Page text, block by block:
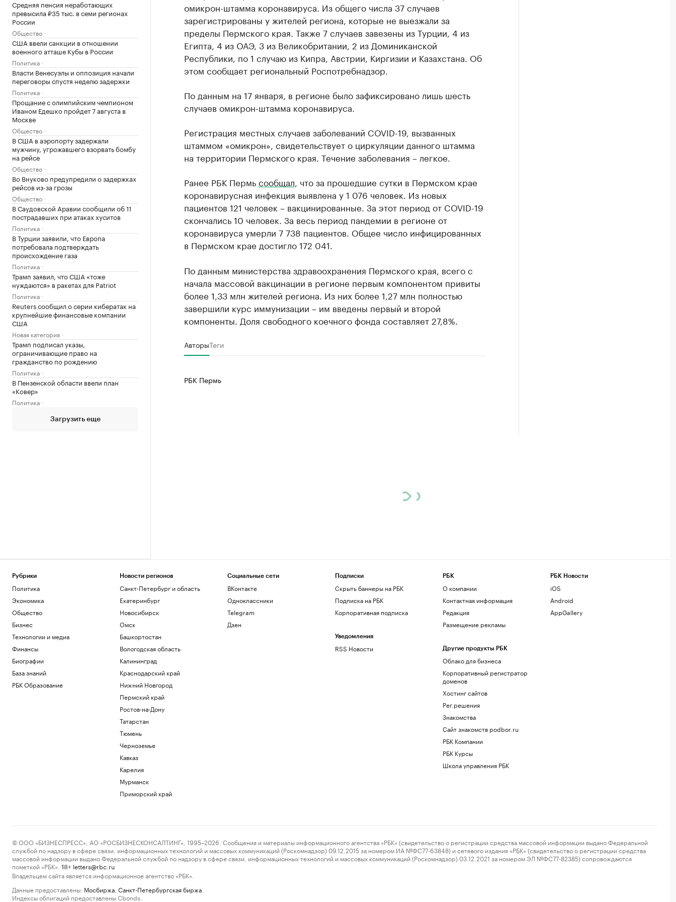
Средняя пенсия неработающих
превысила ₽35 тыс. в семи регионах
России
Общество
США ввели санкции в отношении
военного атташе Кубы в России
Политика
Власти Венесуэлы и оппозиция начали
переговоры спустя неделю задержки
Политика
Прощание с олимпийским чемпионом
Иваном Едешко пройдет 7 августа в
Москве
Общество
В США в аэропорту задержали
мужчину, угрожавшего взорвать бомбу
на рейсе
Общество
Во Внуково предупредили о задержках
рейсов из-за грозы
Общество
В Саудовской Аравии сообщили об 11
пострадавших при атаках хуситов
Политика
В Турции заявили, что Европа
потребовала подтверждать
происхождение газа
Политика
Трамп заявил, что США «тоже
нуждаются» в ракетах для Patriot
Политика
Reuters сообщил о серии кибератак на
крупнейшие финансовые компании
США
Новая категория
Трамп подписал указы,
ограничивающие право на
гражданство по рождению
Политика
В Пензенской области ввели план
«Ковер»
Политика
Загрузить еще
омикрон-штамма коронавируса. Из общего числа 37 случаев
зарегистрированы у жителей региона, которые не выезжали за
пределы Пермского края. Также 7 случаев завезены из Турции, 4 из
Египта, 4 из ОАЭ, 3 из Великобритании, 2 из Доминиканской
Республики, по 1 случаю из Кипра, Австрии, Киргизии и Казахстана. Об
этом сообщает региональный Роспотребнадзор.
По данным на 17 января, в регионе было зафиксировано лишь шесть
случаев омикрон-штамма коронавируса.
Регистрация местных случаев заболеваний COVID-19, вызванных
штаммом «омикрон», свидетельствует о циркуляции данного штамма
на территории Пермского края. Течение заболевания – легкое.
Ранее РБК Пермьсообщал , что за прошедшие сутки в Пермском крае
коронавирусная инфекция выявлена у 1 076 человек. Из новых
пациентов 121 человек – вакцинированные. За этот период от COVID-19
скончались 10 человек. За весь период пандемии в регионе от
коронавируса умерли 7 738 пациентов. Общее число инфицированных
в Пермском крае достигло 172 041.
По данным министерства здравоохранения Пермского края, всего с
начала массовой вакцинации в регионе первым компонентом привиты
более 1,33 млн жителей региона. Из них более 1,27 млн полностью
завершили курс иммунизации – им введены первый и второй
компоненты. Доля свободного коечного фонда составляет 27,8%.
АвторыТеги
РБК Пермь
Рубрики
Политика
Экономика
Общество
Бизнес
Технологии и медиа
Финансы
Биографии
База знаний
РБК Образование
Новости регионов
Санкт-Петербург и область
Екатеринбург
Новосибирск
Омск
Башкортостан
Вологодская область
Калининград
Краснодарский край
Нижний Новгород
Пермский край
Ростов-на-Дону
Татарстан
Тюмень
Черноземье
Кавказ
Карелия
Мурманск
Приморский край
Социальные сети
ВКонтакте
Одноклассники
Telegram
Дзен
Подписки
Скрыть баннеры на РБК
Подписка на РБК
Корпоративная подписка
Уведомления
RSS Новости
РБК
О компании
Контактная информация
Редакция
Размещение рекламы
Другие продукты РБК
Облако для бизнеса
Корпоративный регистратор
доменов
Хостинг сайтов
Рег.решения
Знакомства
Сайт знакомств podbor.ru
РБК Компании
РБК Курсы
Школа управления РБК
РБК Новости
iOS
Android
AppGallery
© ООО «БИЗНЕСПРЕСС», АО «РОСБИЗНЕСКОНСАЛТИНГ», 1995–2026. Сообщения и материалы информационного агентства «РБК» (свидетельство о регистрации средства массовой информации выдано Федеральной
службой по надзору в сфере связи, информационных технологий и массовых коммуникаций (Роскомнадзор) 09.12.2015 за номером ИА №ФС77-63848) и сетевого издания «РБК» (свидетельство о регистрации средства
массовой информации выдано Федеральной службой по надзору в сфере связи, информационных технологий и массовых коммуникаций (Роскомнадзор) 03.12.2021 за номером ЭЛ №ФС77-82385) сопровождаются
пометкой «РБК».
18+ letters@rbc.ru
Владельцем сайта является информационное агентство «РБК».
Данные предоставлены: Мосбиржа Санкт-Петербургская биржа
Индексы облигаций предоставлены Cbonds.